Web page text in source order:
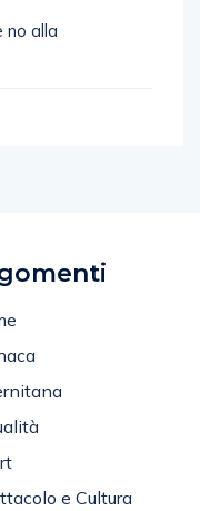
no alla
e Cultura